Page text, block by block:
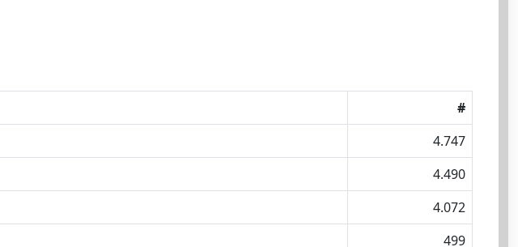
#
4.747
4.490
4.072
499